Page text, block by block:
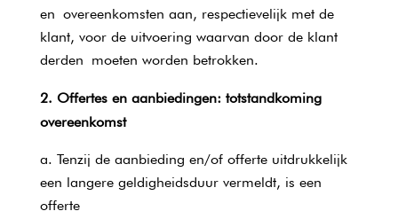
en overeenkomsten aan, respectievelijk met de
klant, voor de uitvoering waarvan door de klant
derden moeten worden betrokken.
2. Offertes en aanbiedingen: totstandkoming
overeenkomst
Tenzij de aanbieding en/of offerte uitdrukkelijk
een langere geldigheidsduur vermeldt, is een
offerte